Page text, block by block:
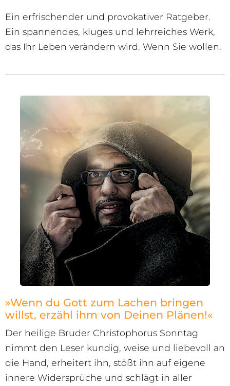
Ein erfrischender und provokativer Ratgeber.
Ein spannendes, kluges und lehrreiches Werk,
das Ihr Leben verändern wird. Wenn Sie wollen.
»Wenn du Gott zum Lachen bringen
willst, erzähl ihm von Deinen Plänen!«
Der heilige Bruder Christophorus Sonntag
nimmt den Leser kundig, weise und liebevoll an
die Hand, erheitert ihn, stößt ihn auf eigene
innere Widersprüche und schlägt in aller